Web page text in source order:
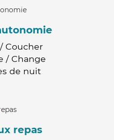
Coucher
/ Change
de nuit
repas